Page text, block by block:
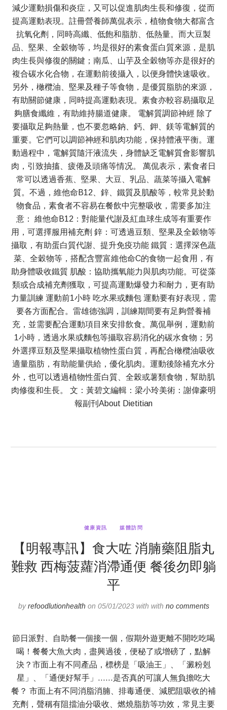
減少運動損傷和炎症，又可以促進肌肉生長和修復，從而
提高運動表現。註冊營養師萬侃表示，植物食物大都富含
抗氧化劑，同時高纖、低飽和脂肪、低熱量。而大豆製
品、堅果、全穀物等，均是很好的素食蛋白質來源，是肌
肉生長與修復的關鍵；南瓜、山芋及全穀物等亦是很好的
複合碳水化合物，在運動前後攝入，以便身體快速吸收。
另外，橄欖油、堅果及種子等食物，是優質脂肪的來源，
有助關節健康，同時提高運動表現。素食亦較容易攝取足
夠膳食纖維，有助維持腸道健康。 電解質調節神經 除了
要攝取足夠熱量，也不要忽略鈉、鈣、鉀、鎂等電解質的
重要。它們可以調節神經和肌肉功能，保持體液平衡。運
動過程中，電解質隨汗液流失，身體缺乏電解質會影響肌
肉，引致抽搐、疲倦及頭痛等情况。 萬侃表示，素食者日
常可以透過香蕉、堅果、大豆、乳品、蔬菜等攝入電解
質。不過，維他命B12、鋅、鐵質及肌酸等，較常見於動
物食品，素食者不容易在餐飲中完整吸收，需要多加注
意： 維他命B12：對能量代謝及紅血球生成等有重要作
用，可選擇服用補充劑 鋅：可透過豆類、堅果及全穀物等
攝取，有助蛋白質代謝、提升免疫功能 鐵質：選擇深色蔬
菜、全穀物等，搭配含豐富維他命C的食物一起食用，有
助身體吸收鐵質 肌酸：協助攜氧能力與肌肉功能。可從藻
類或合成補充劑獲取，可提高運動爆發力和耐力，更有助
力量訓練 運動前1小時 吃水果或麵包 運動要有好表現，需
要各方面配合。雷雄德強調，訓練期間要有足夠營養補
充，並需要配合運動項目來安排飲食。萬侃舉例，運動前
1小時，透過水果或麵包等攝取容易消化的碳水食物；另
外選擇豆類及堅果攝取植物性蛋白質，再配合橄欖油吸收
適量脂肪，有助能量供給，優化肌肉。運動後除補充水分
外，也可以透過植物性蛋白質、全榖或薯類食物，幫助肌
肉修復和生長。 文：黃碧文編輯：梁小玲美術：謝偉豪明
報副刊About Dietitian
健康資訊 媒體訪問
【明報專訊】食大咗 消腩藥阻脂丸
難救 西梅菠蘿消滯通便 餐後勿即躺
平
byrefoodlutionhealth on 05/01/2023 with with no comments
節日派對、自助餐一個接一個，假期外遊更離不開吃吃喝
喝！餐餐大魚大肉，盡興過後，便秘了或增磅了，點解
決？市面上有不同產品，標榜是「吸油王」、「澱粉剋
星」、「通便好幫手」……是否真的可讓人無負擔吃大
餐？ 市面上有不同消脂消腩、排毒通便、減肥阻吸收的補
充劑，聲稱有阻擋油分吸收、燃燒脂肪等功效，常見主要